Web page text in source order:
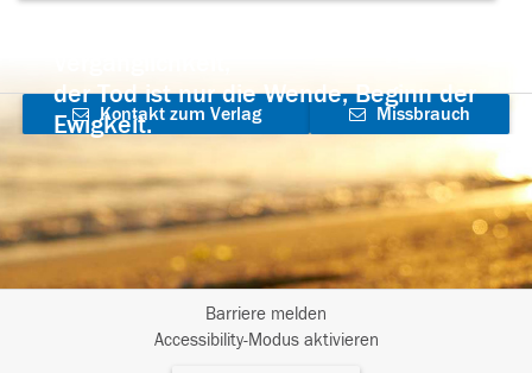
der Tod ist nur die Wende, Beginn der
Ewigkeit.
Kontakt zum Verlag
aufnehmen
Missbrauch
Barriere melden
Accessibility-Modus aktivieren